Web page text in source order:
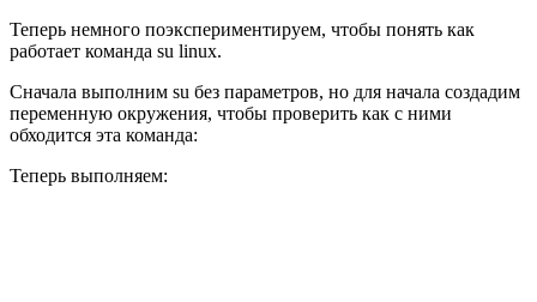
Теперь немного поэкспериментируем, чтобы понять как
работает команда su linux.
Сначала выполним su без параметров, но для начала создадим
переменную окружения, чтобы проверить как с ними
обходится эта команда:
Теперь выполняем: